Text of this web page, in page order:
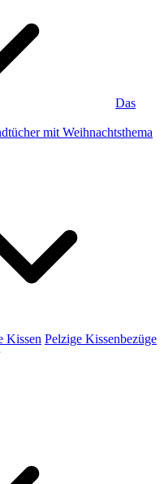
Das
mit Weihnachtsthema
Kissen Pelzige Kissenbezüge